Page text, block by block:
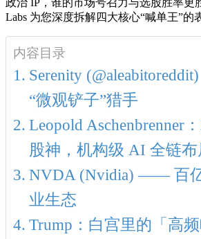
Labs 为您深度拆解四大核心“喊单王”的
内容目录
Serenity
“微观铲子”猎手
Leopold Aschenbrenner
股神，机构级 AI 全链布
NVDA (Nvidia) —— 百
业生态
Trump：白宫里的「高频